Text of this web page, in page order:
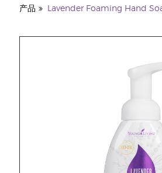
产品 Lavender Foaming Hand